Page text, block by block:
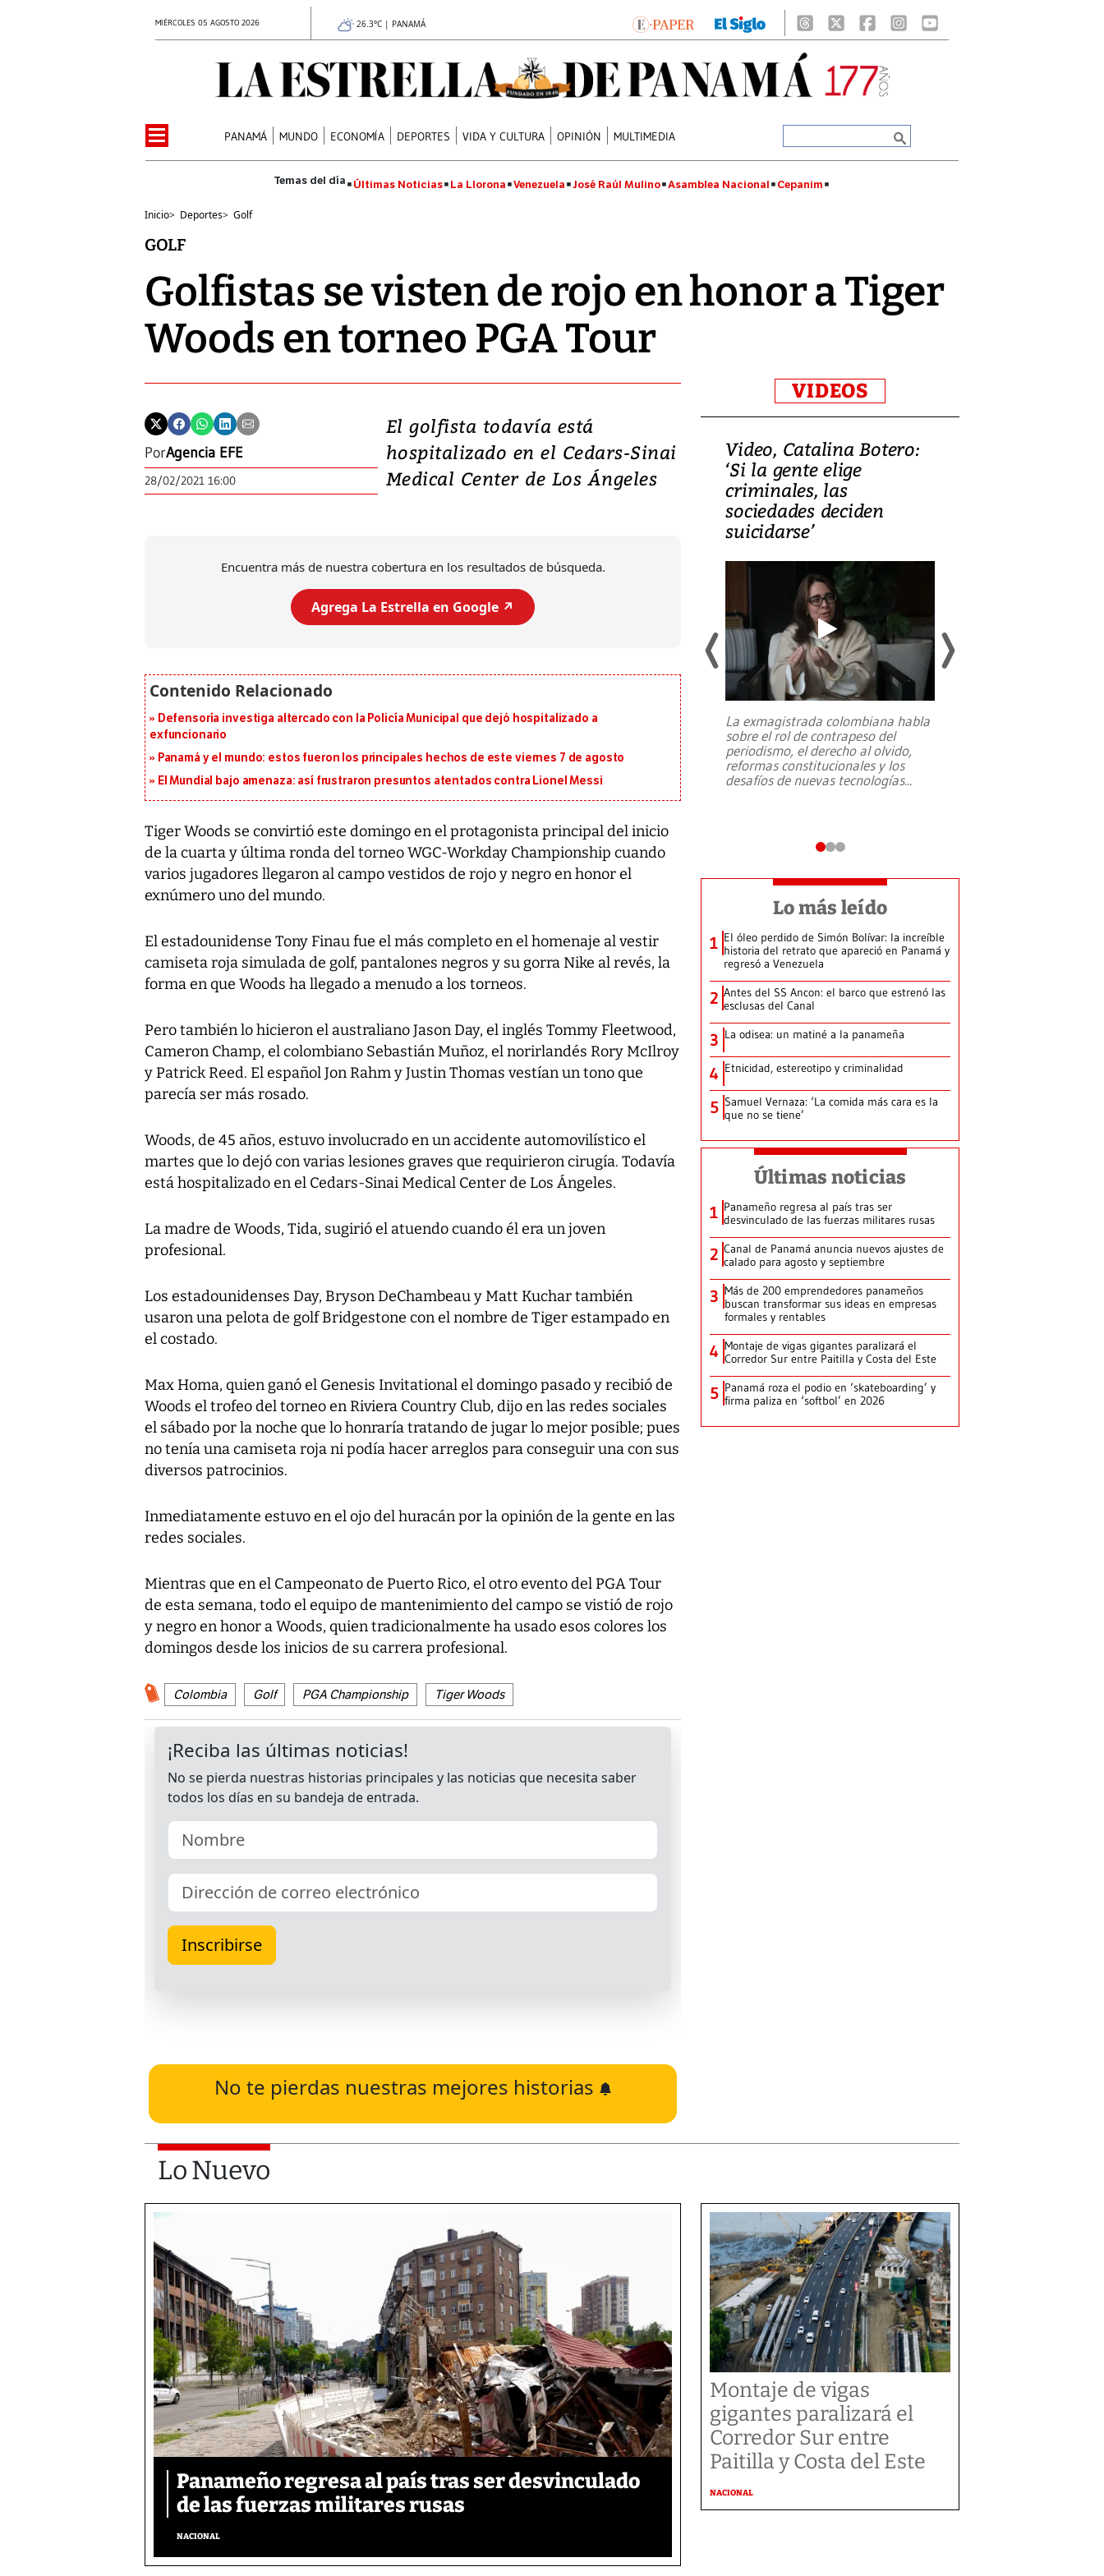
MIÉRCOLES 05 AGOSTO 2026 26.3°C | PANAMÁ
PANAMÁ MUNDO ECONOMÍA DEPORTES VIDA Y CULTURA OPINIÓN MULTIMEDIA
Últimas Noticias La Llorona Venezuela José Raúl Mulino Asamblea Nacional Cepanim
Inicio> Deportes> Golf
GOLF
Golfistas se visten de rojo en honor a Tiger
Woods en torneo PGA Tour
PorAgencia EFE
28/02/2021 16:00
El golfista todavía está
hospitalizado en el Cedars-Sinai
Medical Center de Los Ángeles
Encuentra más de nuestra cobertura en los resultados de búsqueda.
Agrega La Estrella en Google ↗️
Defensoría investiga altercado con la Policía Municipal que dejó hospitalizado a
exfuncionario
Panamá y el mundo: estos fueron los principales hechos de este viernes 7 de agosto
El Mundial bajo amenaza: así frustraron presuntos atentados contra Lionel Messi
Tiger Woods se convirtió este domingo en el protagonista principal del inicio
de la cuarta y última ronda del torneo WGC-Workday Championship cuando
varios jugadores llegaron al campo vestidos de rojo y negro en honor el
exnúmero uno del mundo.
El estadounidense Tony Finau fue el más completo en el homenaje al vestir
camiseta roja simulada de golf, pantalones negros y su gorra Nike al revés, la
forma en que Woods ha llegado a menudo a los torneos.
Pero también lo hicieron el australiano Jason Day, el inglés Tommy Fleetwood,
Cameron Champ, el colombiano Sebastián Muñoz, el norirlandés Rory McIlroy
y Patrick Reed. El español Jon Rahm y Justin Thomas vestían un tono que
parecía ser más rosado.
Woods, de 45 años, estuvo involucrado en un accidente automovilístico el
martes que lo dejó con varias lesiones graves que requirieron cirugía. Todavía
está hospitalizado en el Cedars-Sinai Medical Center de Los Ángeles.
La madre de Woods, Tida, sugirió el atuendo cuando él era un joven
profesional.
Los estadounidenses Day, Bryson DeChambeau y Matt Kuchar también
usaron una pelota de golf Bridgestone con el nombre de Tiger estampado en
el costado.
Max Homa, quien ganó el Genesis Invitational el domingo pasado y recibió de
Woods el trofeo del torneo en Riviera Country Club, dijo en las redes sociales
el sábado por la noche que lo honraría tratando de jugar lo mejor posible; pues
no tenía una camiseta roja ni podía hacer arreglos para conseguir una con sus
diversos patrocinios.
Inmediatamente estuvo en el ojo del huracán por la opinión de la gente en las
redes sociales.
Mientras que en el Campeonato de Puerto Rico, el otro evento del PGA Tour
de esta semana, todo el equipo de mantenimiento del campo se vistió de rojo
y negro en honor a Woods, quien tradicionalmente ha usado esos colores los
domingos desde los inicios de su carrera profesional.
Colombia Golf PGA Championship Tiger Woods
No te pierdas nuestras mejores historias
VIDEOS
Video, Japón: Terremoto
deja heridos y graves
daños en Kumamoto
Un fuerte terremoto de magnitud
julio en la prefectura de Kumamoto,
al sur de Japón, provocando una
Video, Catalina Botero:
‘Si la gente elige
criminales, las
sociedades deciden
suicidarse’
La exmagistrada colombiana habla
sobre el rol de contrapeso del
periodismo, el derecho al olvido,
reformas constitucionales y los
desafíos de nuevas tecnologías...
Lo más leído
1 El óleo perdido de Simón Bolívar: la increíble
historia del retrato que apareció en Panamá y
regresó a Venezuela
2 Antes del SS Ancon: el barco que estrenó las
esclusas del Canal
3 La odisea: un matiné a la panameña
4 Etnicidad, estereotipo y criminalidad
5 Samuel Vernaza: ‘La comida más cara es la
que no se tiene’
Últimas noticias
1 Panameño regresa al país tras ser
desvinculado de las fuerzas militares rusas
2 Canal de Panamá anuncia nuevos ajustes de
calado para agosto y septiembre
3 Más de 200 emprendedores panameños
buscan transformar sus ideas en empresas
formales y rentables
4 Montaje de vigas gigantes paralizará el
Corredor Sur entre Paitilla y Costa del Este
5 Panamá roza el podio en ‘skateboarding’ y
firma paliza en ‘softbol’ en 2026
Lo Nuevo
Panameño regresa al país tras ser desvinculado
de las fuerzas militares rusas
NACIONAL
Montaje de vigas
gigantes paralizará el
Corredor Sur entre
Paitilla y Costa del Este
NACIONAL